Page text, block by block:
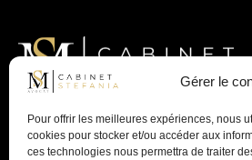
Gérer le
Pour offrir les meilleures expériences, nous
cookies pour stocker et/ou accéder aux
ces technologies nous permettra de traiter
MS AVOCAT – Cabinet STEFANIA
Avocat à Lyon – Droit de la